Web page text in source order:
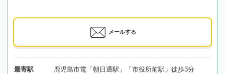
メールする
最寄駅 鹿児島市電「朝日通駅」「市役所前駅」徒歩3分